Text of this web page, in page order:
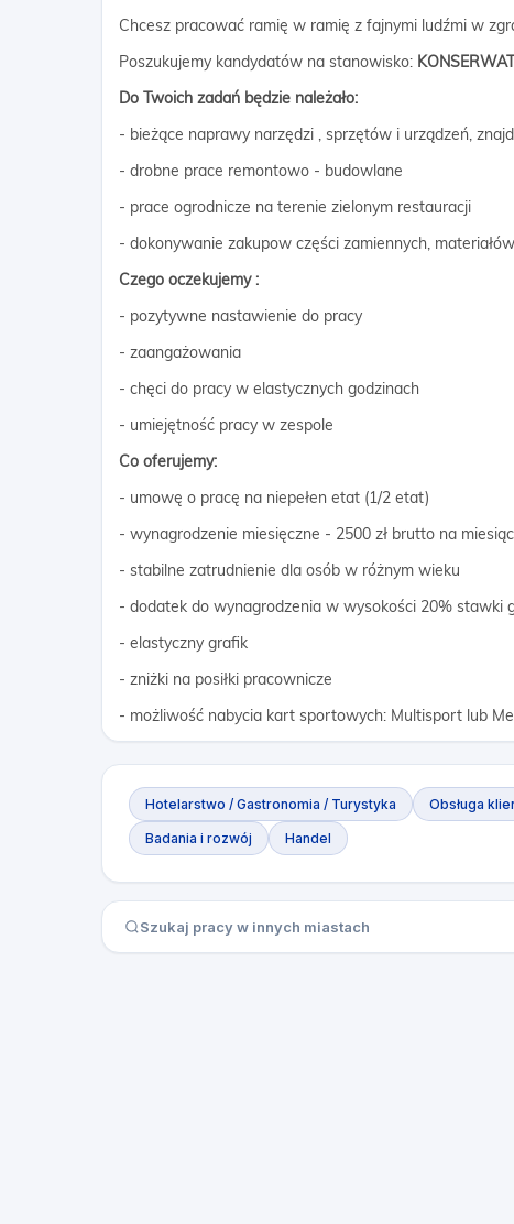
Chcesz pracować ramię w ramię z fajnymi ludźmi w
Poszukujemy kandydatów na stanowisko:
Do Twoich zadań będzie należało:
- bieżące naprawy narzędzi , sprzętów i urządzeń,
- drobne prace remontowo - budowlane
- prace ogrodnicze na terenie zielonym restauracji
- dokonywanie zakupow części zamiennych,
Czego oczekujemy :
- pozytywne nastawienie do pracy
- zaangażowania
- chęci do pracy w elastycznych godzinach
- umiejętność pracy w zespole
Co oferujemy:
- umowę o pracę na niepełen etat (1/2 etat)
- wynagrodzenie miesięczne - 2500 zł brutto na miesiąc
- stabilne zatrudnienie dla osób w różnym wieku
- dodatek do wynagrodzenia w wysokości 20% stawki
- elastyczny grafik
- zniżki na posiłki pracownicze
- możliwość nabycia kart sportowych: Multisport lub
Hotelarstwo / Gastronomia / Turystyka Obsługa
Badania i rozwój Handel
Szukaj pracy w innych miastach